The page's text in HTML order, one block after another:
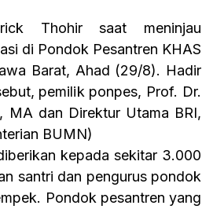
Thohir saat meninjau
di Pondok Pesantren KHAS
Barat, Ahad (29/8). Hadir
pemilik ponpes, Prof. Dr.
MA dan Direktur Utama BRI,
BUMN)
kepada sekitar 3.000
santri dan pengurus pondok
Pondok pesantren yang